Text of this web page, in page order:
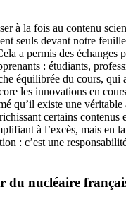
la fois au contenu
seuls devant notre
a permis des
: étudiants,
équilibrée du cours,
les innovations en
existe une
certains
à l’excès, mais en
: c’est une
du nucléaire